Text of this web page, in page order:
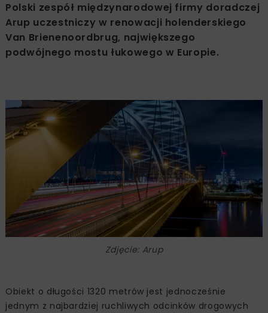
Polski zespół międzynarodowej firmy doradczej
Arup uczestniczy w renowacji holenderskiego
Van Brienenoordbrug, największego
podwójnego mostu łukowego w Europie.
Zdjęcie: Arup
Obiekt o długości 1320 metrów jest jednocześnie
jednym z najbardziej ruchliwych odcinków drogowych